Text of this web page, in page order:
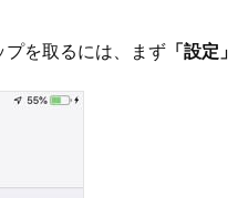
を取るには、まず 「設定」